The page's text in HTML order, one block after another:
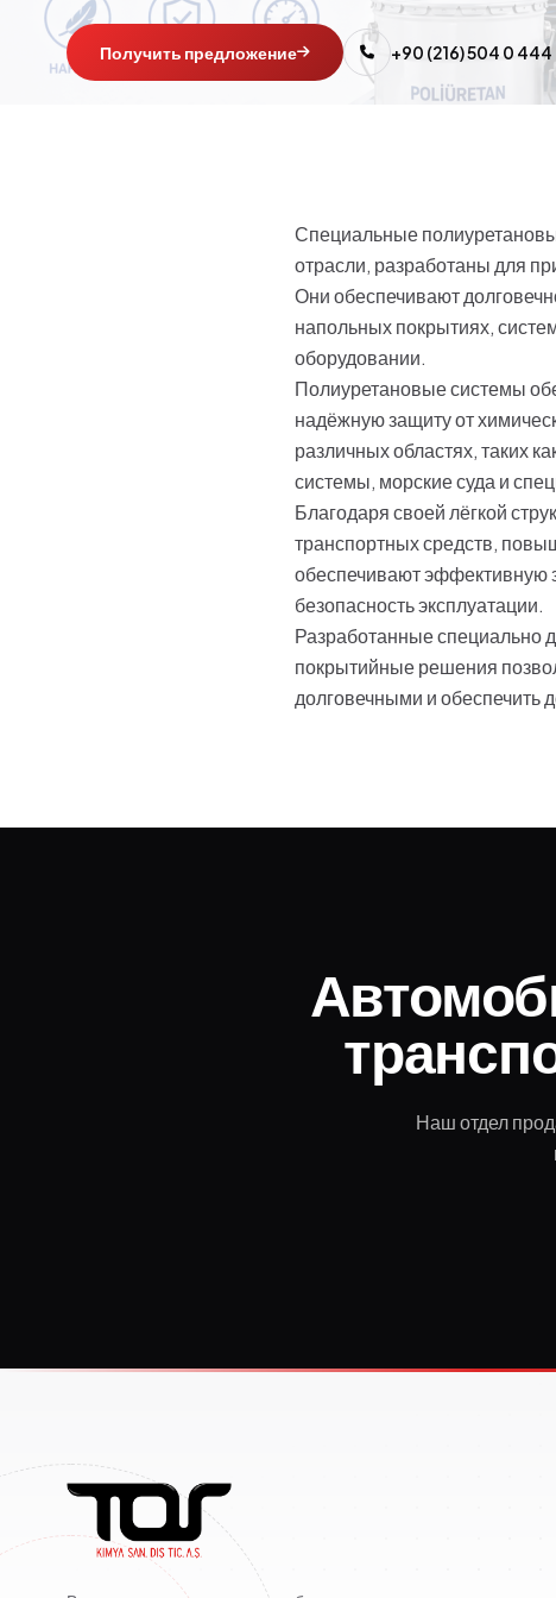
Получить предложение +90 (216) 504 0 444
Специальные
отрасли, разработаны для
Они обеспечивают
напольных покрытиях,
оборудовании.
Полиуретановые системы
надёжную защиту от
различных областях, таких
системы, морские суда и
Благодаря своей лёгкой
транспортных средств,
обеспечивают эффективную
безопасность эксплуатации.
Разработанные специально
покрытийные решения
долговечными и обеспечить
Наш отдел